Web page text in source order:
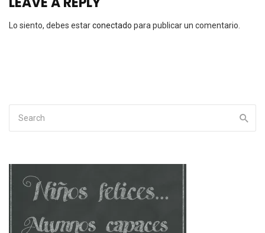
Lo siento, debes estarconectado para publicar un comentario.